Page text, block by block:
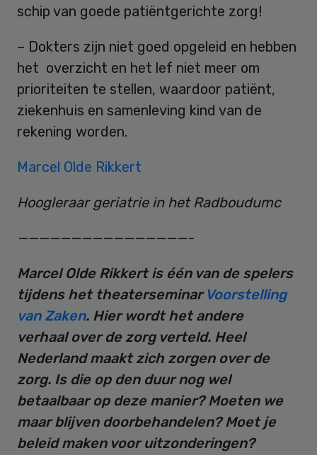
schip van goede patiëntgerichte zorg!
– Dokters zijn niet goed opgeleid en hebben
het overzicht en het lef niet meer om
prioriteiten te stellen, waardoor patiënt,
ziekenhuis en samenleving kind van de
rekening worden.
Marcel Olde Rikkert
Hoogleraar geriatrie in het Radboudumc
————————————————-
Marcel Olde Rikkert is één van de spelers
tijdens het theaterseminar Voorstelling
van Zaken. Hier wordt het andere
verhaal over de zorg verteld. Heel
Nederland maakt zich zorgen over de
zorg. Is die op den duur nog wel
betaalbaar op deze manier? Moeten we
maar blijven doorbehandelen? Moet je
beleid maken voor uitzonderingen?